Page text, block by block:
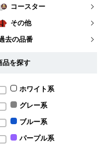
コースター
その他
去の品番
品を探す
ホワイト系
グレー系
ブルー系
パープル系